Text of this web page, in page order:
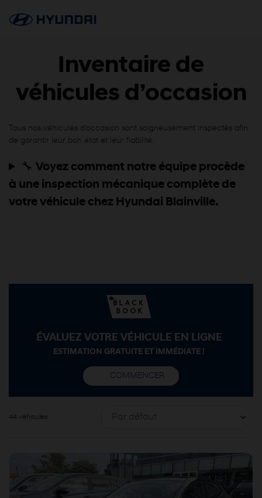
Inventaire de
véhicules d’occasion
Tous nos véhicules d’occasion sont soigneusement inspectés afin
de garantir leur bon état et leur fiabilité.
🔧 Voyez comment notre équipe procède
à une inspection mécanique complète de
votre véhicule chez Hyundai Blainville.
ÉVALUEZ VOTRE VÉHICULE EN LIGNE
ESTIMATION GRATUITE ET IMMÉDIATE !
COMMENCER
44 véhicules